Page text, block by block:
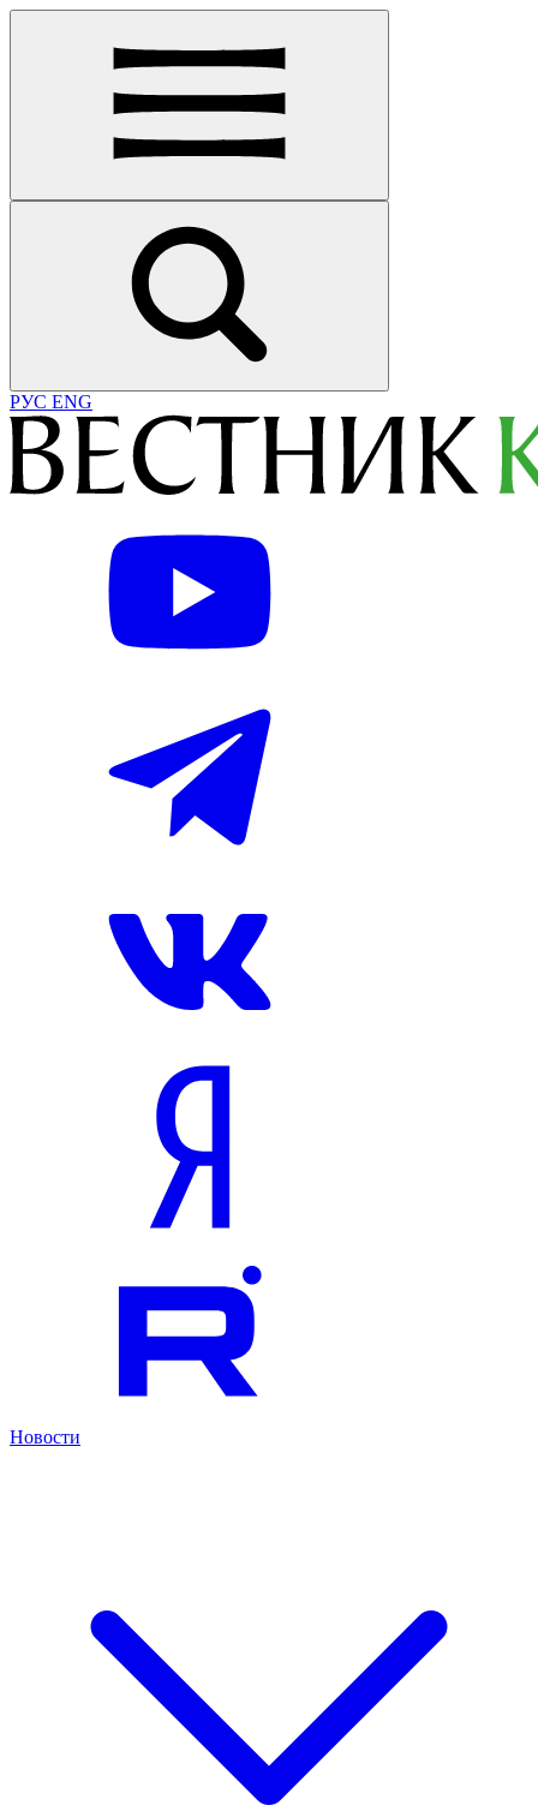
РУС ENG
Новости